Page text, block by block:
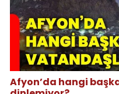
Afyon’da hangi